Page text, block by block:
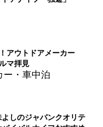
アウトドアメーカー
マ拝見
ー・車中泊
しのジャパンクオリテ